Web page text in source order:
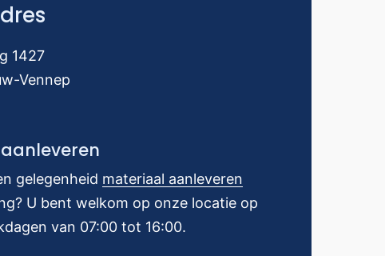
1427
Vennep
gelegenheid materiaal aanleveren
U bent welkom op onze locatie op
van 07:00 tot 16:00.